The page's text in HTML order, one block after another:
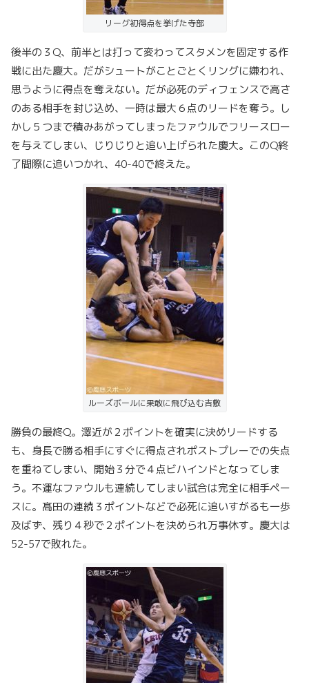
リーグ初得点を挙げた寺部
後半の３Q、前半とは打って変わってスタメンを固定する作
戦に出た慶大。だがシュートがことごとくリングに嫌われ、
思うように得点を奪えない。だが必死のディフェンスで高さ
のある相手を封じ込め、一時は最大６点のリードを奪う。し
かし５つまで積みあがってしまったファウルでフリースロー
を与えてしまい、じりじりと追い上げられた慶大。このQ終
了間際に追いつかれ、40-40で終えた。
ルーズボールに果敢に飛び込む吉敷
勝負の最終Q。澤近が２ポイントを確実に決めリードする
も、身長で勝る相手にすぐに得点されポストプレーでの失点
を重ねてしまい、開始３分で４点ビハインドとなってしま
う。不運なファウルも連続してしまい試合は完全に相手ペー
スに。髙田の連続３ポイントなどで必死に追いすがるも一歩
及ばず、残り４秒で２ポイントを決められ万事休す。慶大は
52-57で敗れた。